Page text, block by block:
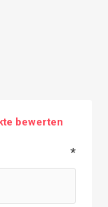
bewerten
*